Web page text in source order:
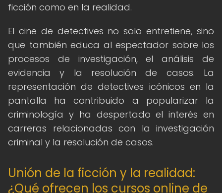
ficción como en la realidad.
El cine de detectives no solo entretiene, sino
que también educa al espectador sobre los
procesos de investigación, el análisis de
evidencia y la resolución de casos. La
representación de detectives icónicos en la
pantalla ha contribuido a popularizar la
criminología y ha despertado el interés en
carreras relacionadas con la investigación
criminal y la resolución de casos.
Unión de la ficción y la realidad:
¿Qué ofrecen los cursos online de